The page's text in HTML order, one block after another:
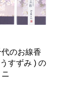
代のお線香
すずみ ) の